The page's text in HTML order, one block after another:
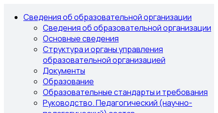
Сведения об образовательной организации
Сведения об образовательной организации
Основные сведения
Структура и органы управления
образовательной организацией
Документы
Образование
Образовательные стандарты и требования
Руководство. Педагогический (научно-